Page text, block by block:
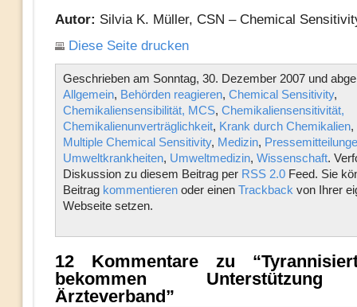
Autor: Silvia K. Müller, CSN – Chemical
Diese Seite drucken
Geschrieben am Sonntag, 30. Dezember 2007 und
Allgemein, Behörden reagieren, Chemical Sensitivity,
Chemikaliensensibilität, MCS, Chemikaliensensitivität,
Chemikalienunverträglichkeit, Krank durch Chemikalien,
Multiple Chemical Sensitivity, Medizin,
Umweltkrankheiten, Umweltmedizin, Wissenschaft.
Diskussion zu diesem Beitrag per RSS 2.0Feed. Sie
Beitrag kommentierenoder einen Trackback von Ihrer
Webseite setzen.
12 Kommentare zu
bekommen
Ärzteverband”